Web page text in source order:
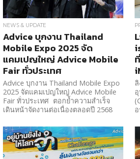
NEWS & UPDATE
Advice บุกงาน Thailand
Mobile Expo 2025 จัด
แคมเปญใหญ่ Advice Mobile
Fair ทั่วประเทศ
Advice บุกงาน Thailand Mobile Expo
2025 จัดแคมเปญใหญ่ Advice Mobile
Fair ทั่วประเทศ ตอกย้ำความสำเร็จ
เดินหน้าจัดงานต่อเนื่องตลอดปี 2568